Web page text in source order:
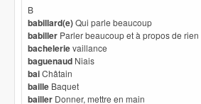
B
babillard(e)Qui parle beaucoup
babiller Parler beaucoup et à propos de rien
bachelerievaillance
baguenaud Niais
baiChâtain
baille Baquet
bailler Donner, mettre en main